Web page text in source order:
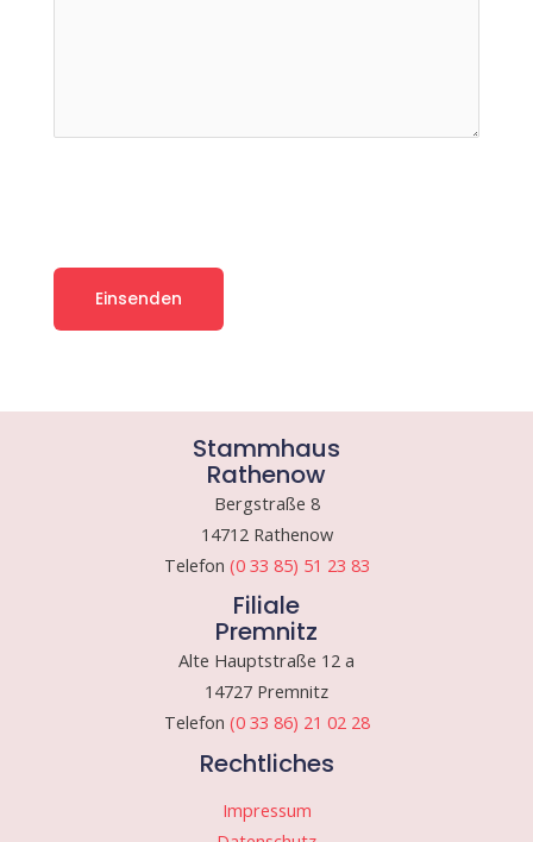
Stammhaus
Rathenow
Bergstraße 8
14712 Rathenow
Telefon (0 33 85) 51 23 83
Filiale
Premnitz
Alte Hauptstraße 12 a
14727 Premnitz
Telefon (0 33 86) 21 02 28
Rechtliches
Impressum